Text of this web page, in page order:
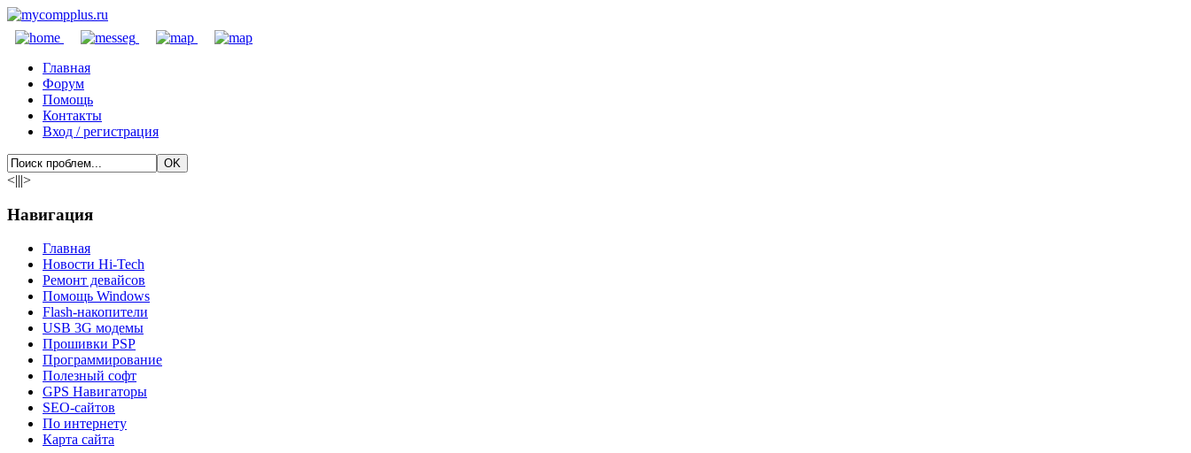
Главная
Форум
Помощь
Контакты
Вход / регистрация
<|||>
Навигация
Главная
Новости Hi-Tech
Ремонт девайсов
Помощь Windows
Flash-накопители
USB 3G модемы
Прошивки PSP
Программирование
Полезный софт
GPS Навигаторы
SEO-сайтов
По интернету
Карта сайта